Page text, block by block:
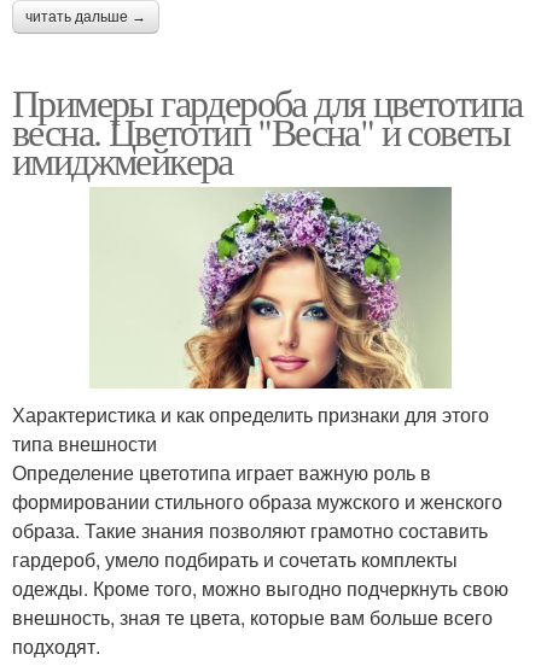
читать дальше →
Примеры гардероба для цветотипа
весна. Цветотип "Весна" и советы
имиджмейкера
Характеристика и как определить признаки для этого
типа внешности
Определение цветотипа играет важную роль в
формировании стильного образа мужского и женского
образа. Такие знания позволяют грамотно составить
гардероб, умело подбирать и сочетать комплекты
одежды. Кроме того, можно выгодно подчеркнуть свою
внешность, зная те цвета, которые вам больше всего
подходят.